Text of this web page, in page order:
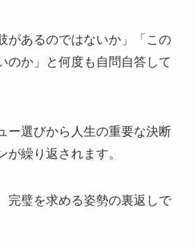
があるのではないか」「この
のか」と何度も自問自答して
ー選びから人生の重要な決断
が繰り返されます。
完璧を求める姿勢の裏返しで